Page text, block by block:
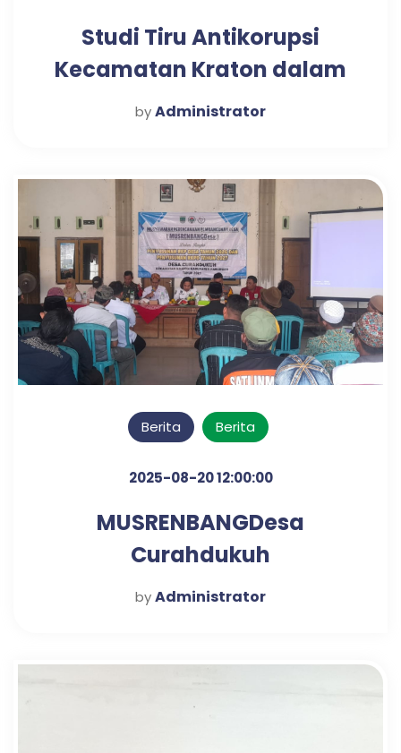
Studi Tiru Antikorupsi
Kecamatan Kraton dalam
Mewujudkan Pelayanan
byAdministrator
Berita Berita
2025-08-20 12:00:00
MUSRENBANGDesa
Curahdukuh
byAdministrator